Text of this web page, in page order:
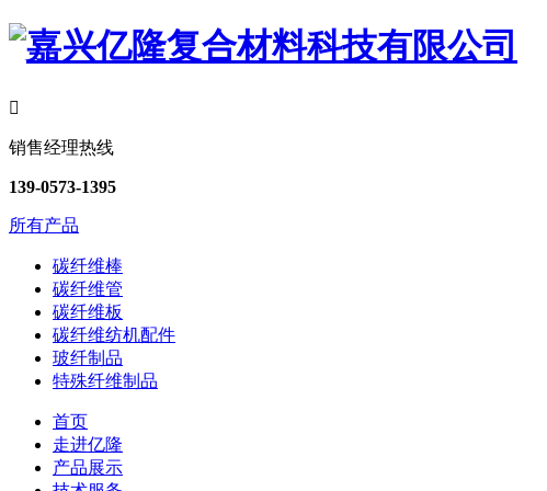

销售经理热线
139-0573-1395
所有产品
碳纤维棒
碳纤维管
碳纤维板
碳纤维纺机配件
玻纤制品
特殊纤维制品
首页
走进亿隆
产品展示